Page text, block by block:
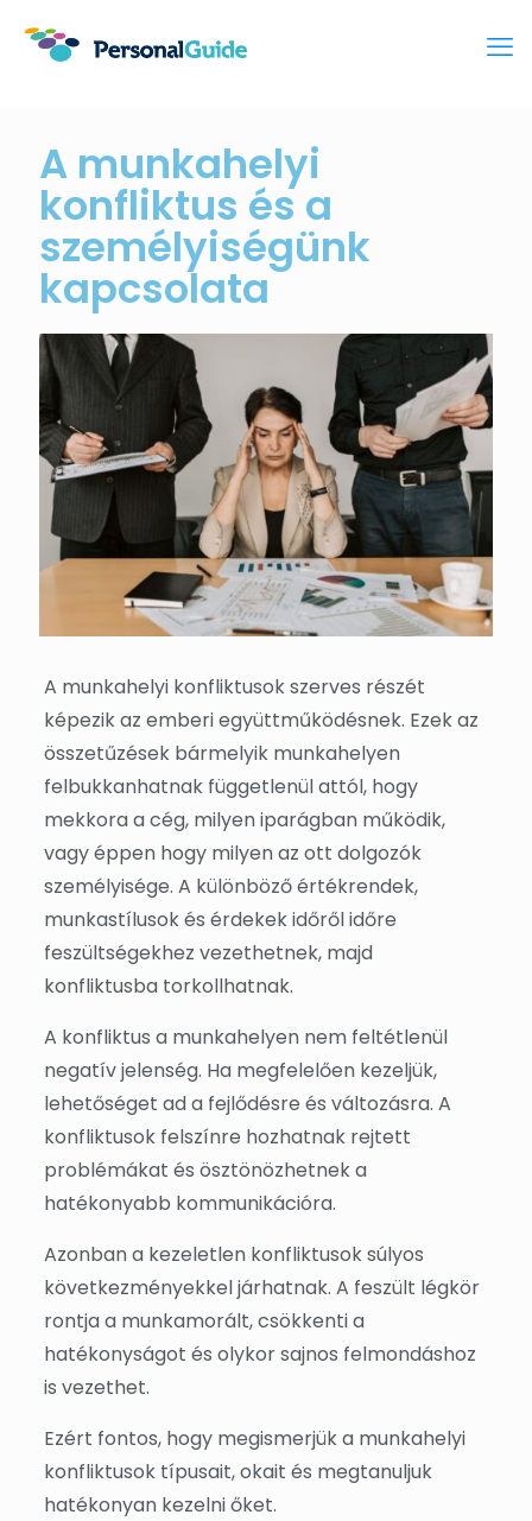
A munkahelyi
konfliktus és a
személyiségünk
kapcsolata
A munkahelyi konfliktusok szerves részét
képezik az emberi együttműködésnek. Ezek az
összetűzések bármelyik munkahelyen
felbukkanhatnak függetlenül attól, hogy
mekkora a cég, milyen iparágban működik,
vagy éppen hogy milyen az ott dolgozók
személyisége. A különböző értékrendek,
munkastílusok és érdekek időről időre
feszültségekhez vezethetnek, majd
konfliktusba torkollhatnak.
A konfliktus a munkahelyen nem feltétlenül
negatív jelenség. Ha megfelelően kezeljük,
lehetőséget ad a fejlődésre és változásra. A
konfliktusok felszínre hozhatnak rejtett
problémákat és ösztönözhetnek a
hatékonyabb kommunikációra.
Azonban a kezeletlen konfliktusok súlyos
következményekkel járhatnak. A feszült légkör
rontja a munkamorált, csökkenti a
hatékonyságot és olykor sajnos felmondáshoz
is vezethet.
Ezért fontos, hogy megismerjük a munkahelyi
konfliktusok típusait, okait és megtanuljuk
hatékonyan kezelni őket.